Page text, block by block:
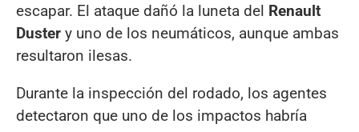
escapar. El ataque dañó la luneta del Renault
Duster y uno de los neumáticos, aunque ambas
resultaron ilesas.
Durante la inspección del rodado, los agentes
detectaron que uno de los impactos habría